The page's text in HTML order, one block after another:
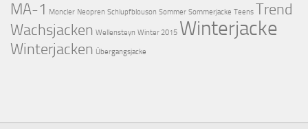
MA-1 Moncler Neopren Schlupfblouson Sommer Sommerjacke Teens Trend
Wachsjacken Wellensteyn Winter 2015 Winterjacke
Winterjacken Übergangsjacke